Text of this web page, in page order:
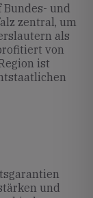
und
zentral, um
als
von
ist
und